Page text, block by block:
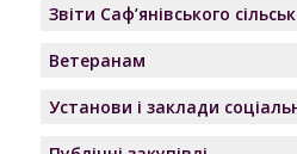
Звіти Саф’янівського
Ветеранам
Установи і заклади